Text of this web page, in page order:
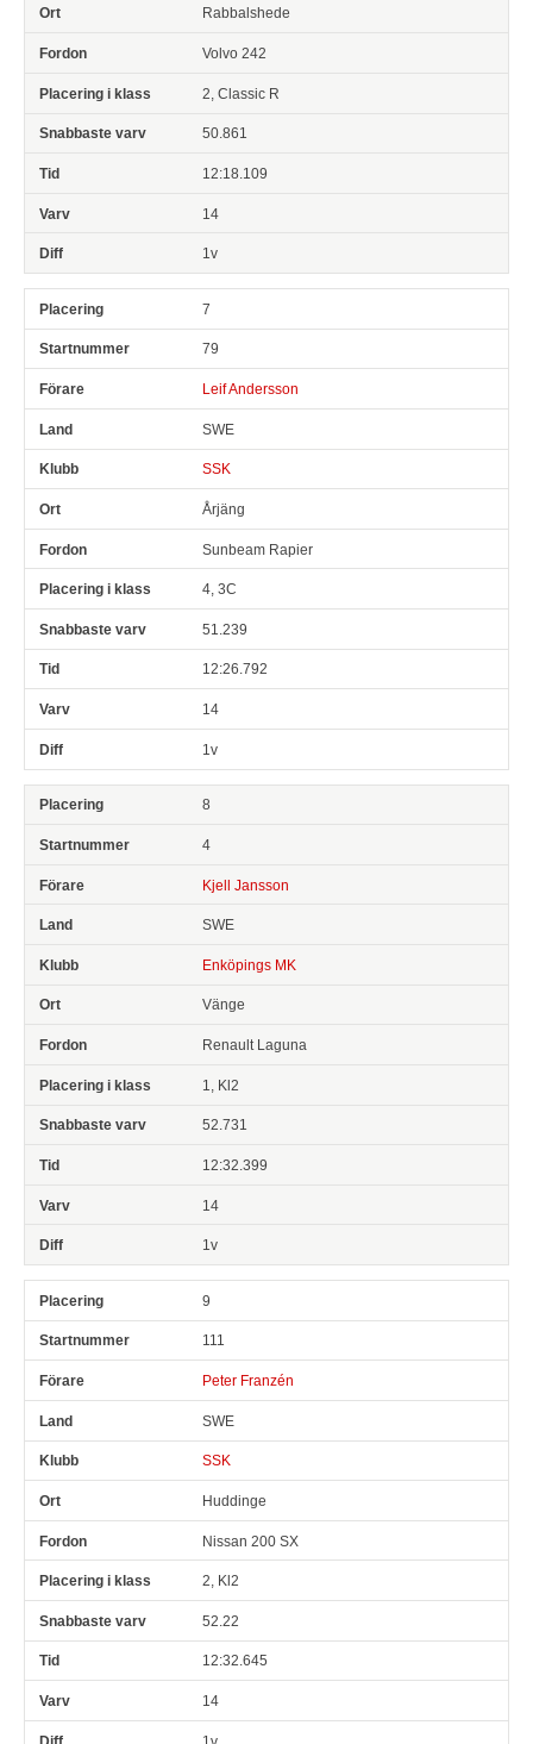
Rabbalshede
Volvo 242
2, Classic R
50.861
12:18.109
14
1v
7
79
Leif Andersson
SWE
SSK
Årjäng
Sunbeam Rapier
4, 3C
51.239
12:26.792
14
1v
8
4
Kjell Jansson
SWE
Enköpings MK
Vänge
Renault Laguna
1, Kl2
52.731
12:32.399
14
1v
9
111
Peter Franzén
SWE
SSK
Huddinge
Nissan 200 SX
2, Kl2
52.22
12:32.645
14
1v